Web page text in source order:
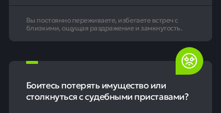
Вы постоянно переживаете, избегаете встреч с
близкими, ощущая раздражение и замкнутость.
Боитесь потерять имущество или
столкнуться с судебными приставами?